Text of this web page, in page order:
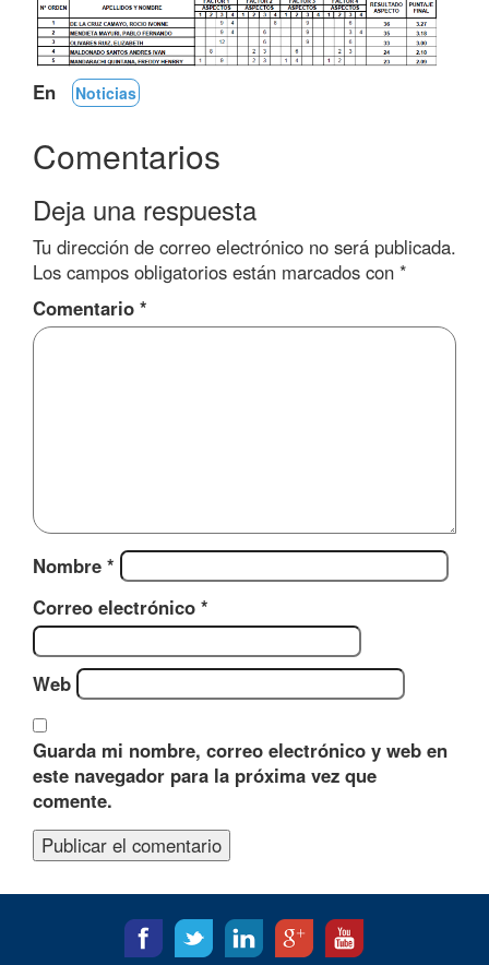
En Noticias
Comentarios
Deja una respuesta
Tu dirección de correo electrónico no será publicada.
Los campos obligatorios están marcados con *
Comentario *
Nombre *
Correo electrónico *
Web
Guarda mi nombre, correo electrónico y web en
este navegador para la próxima vez que
comente.